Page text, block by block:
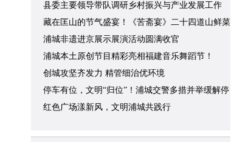
县委主要领导带队调研乡村振兴与产业发展工作
藏在匡山的节气盛宴！《苦斋宴》二十四道山鲜菜
品你识几道？
浦城非遗进京展示展演活动圆满收官
浦城本土原创节目精彩亮相福建音乐舞蹈节！
创城攻坚齐发力 精管细治优环境
停车有位，文明“归位”！浦城交警多措并举缓解停
车难题
红色广场漾新风，文明浦城共践行